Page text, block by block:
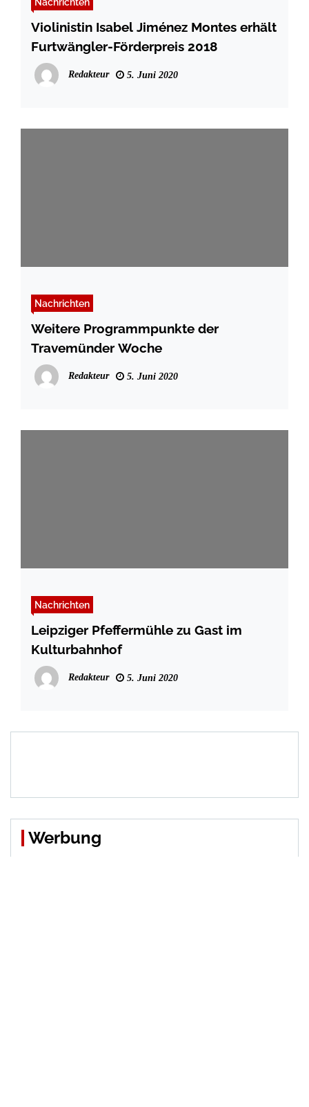
Violinistin Isabel Jiménez Montes erhält
Furtwängler-Förderpreis 2018
Redakteur 5. Juni 2020
Nachrichten
Weitere Programmpunkte der
Travemünder Woche
Redakteur 5. Juni 2020
Nachrichten
Leipziger Pfeffermühle zu Gast im
Kulturbahnhof
Redakteur 5. Juni 2020
Werbung